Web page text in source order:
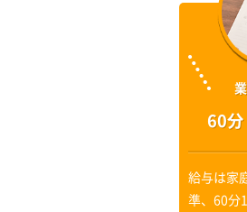
60分
給与は家
準、60分